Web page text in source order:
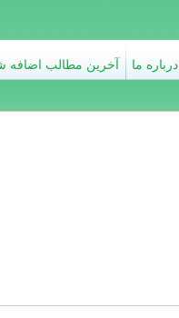
آخرین مطالب اضافه درباره ما